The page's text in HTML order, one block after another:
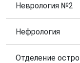
Неврология №2
Нефрология
Отделение